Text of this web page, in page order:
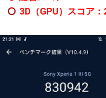
3D（GPU）スコア